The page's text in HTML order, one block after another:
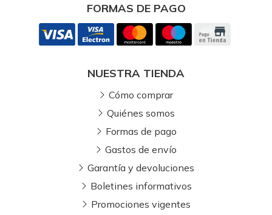
FORMAS DE PAGO
NUESTRA TIENDA
Cómo comprar
Quiénes somos
Formas de pago
Gastos de envío
Garantía y devoluciones
Boletines informativos
Promociones vigentes